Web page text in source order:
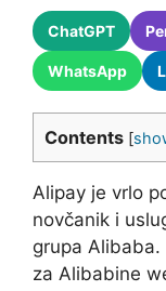
ChatGPT
WhatsApp
Contents [
Alipay je vrlo
novčanik i
grupa Alibaba.
za Alibabine